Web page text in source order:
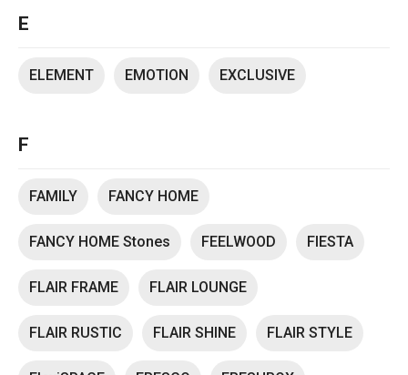
E
ELEMENT EMOTION EXCLUSIVE
F
FAMILY FANCY HOME
FANCY HOME Stones FEELWOOD FIESTA
FLAIR FRAME FLAIR LOUNGE
FLAIR RUSTIC FLAIR SHINE FLAIR STYLE